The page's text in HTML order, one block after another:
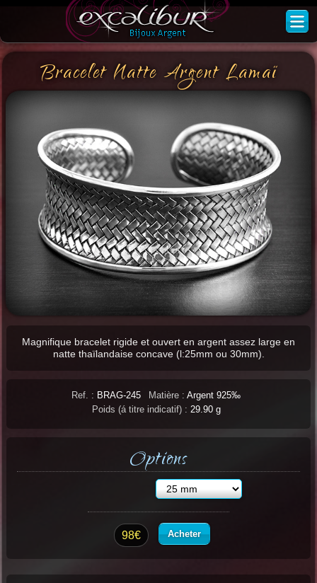
Bracelet Natte Argent Lamaï
Magnifique bracelet rigide et ouvert en argent assez large en
natte thaïlandaise concave (l:25mm ou 30mm).
Ref. : BRAG-245 Matière : Argent 925‰
Poids (á titre indicatif) : 29.90 g
Options
98€ Acheter